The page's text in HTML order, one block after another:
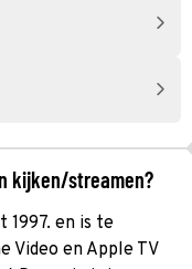
kijken/streamen?
1997. en is te
Video en Apple TV